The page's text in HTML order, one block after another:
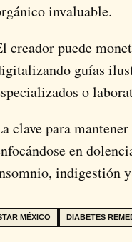
invaluable.
creador puede
guías
o
clave para
en
indigestión
MÉXICO DIABETES